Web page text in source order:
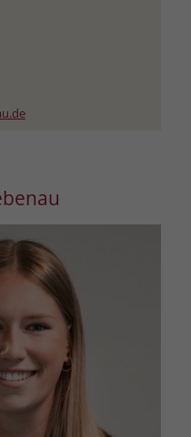
Werbung zu
Cookie sammelt keine
wird von Facebook
Daten an das